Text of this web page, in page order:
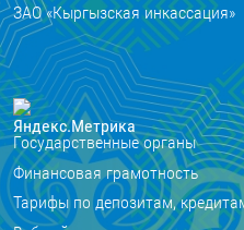
ЗАО «Кыргызская инкассация»
Государственные органы
Финансовая грамотность
Тарифы по депозитам,